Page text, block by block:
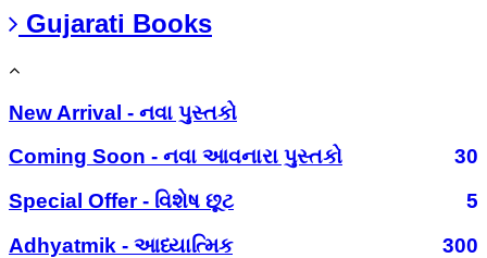
Gujarati Books
New Arrival - નવા પુસ્તકો
Coming Soon - નવા આવનારા પુસ્તકો
30
Special Offer - વિશેષ છૂટ
5
Adhyatmik - આધ્યાત્મિક
300